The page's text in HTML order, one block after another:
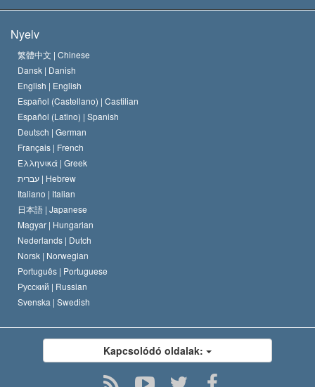
A Szcientológia Egyház hitvallása
A Szcientológus kódex
David Miscavige
Nemzetközi emberi jogi standardok
Nyilatkozat a vallásról
Nyelv
繁體中文 | Chinese
Dansk | Danish
English | English
Español (Castellano) | Castilian
Español (Latino) | Spanish
Deutsch | German
Français | French
Ελληνικά | Greek
עברית | Hebrew
Italiano | Italian
日本語 | Japanese
Magyar | Hungarian
Nederlands | Dutch
Norsk | Norwegian
Português | Portuguese
Русский | Russian
Svenska | Swedish
Kapcsolódó oldalak: